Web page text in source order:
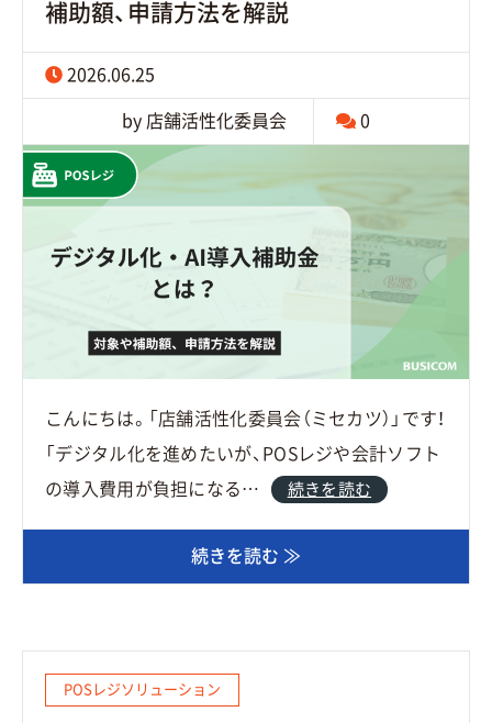
補助額、申請方法を解説
2026.06.25
by 店舗活性化委員会 0
こんにちは。「店舗活性化委員会（ミセカツ）」です！
「デジタル化を進めたいが、POSレジや会計ソフト
の導入費用が負担になる…
続きを読む
続きを読む ≫
POSレジソリューション